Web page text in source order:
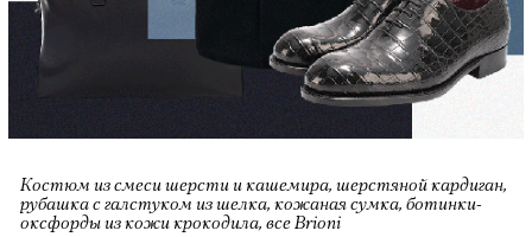
Костюм из смеси шерсти и кашемира, шерстяной кардиган,
рубашка с галстуком из шелка, кожаная сумка, ботинки-
оксфорды из кожи крокодила, все Brioni